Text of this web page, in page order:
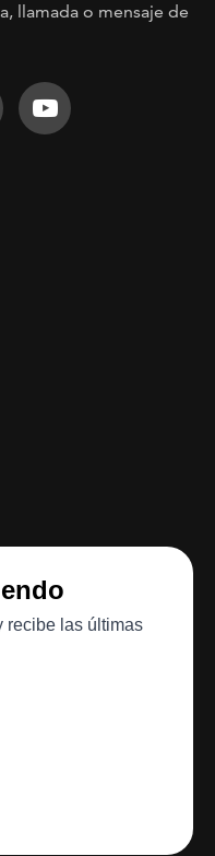
llamada o mensaje de
on Facebook
on
TOGETHER on
Face ItFace It